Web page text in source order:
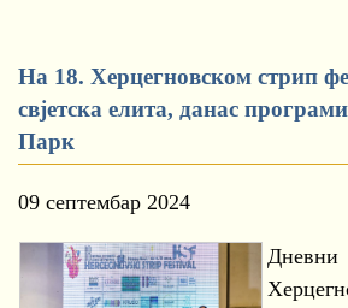
На 18. Херцегновском стрип
свјетска елита, данас
Парк
09 септембар 2024